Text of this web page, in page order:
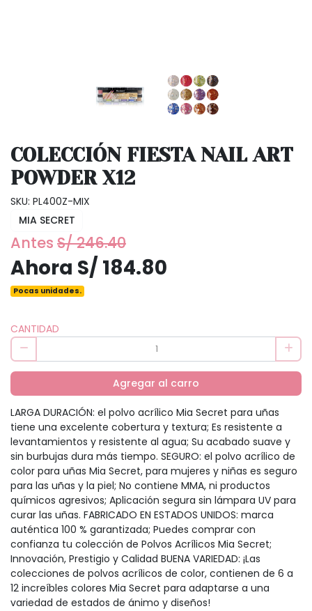
COLECCIÓN FIESTA NAIL ART
POWDER X12
SKU: PL400Z-MIX
MIA SECRET
Antes S/ 246.40
Ahora S/ 184.80
Pocas unidades.
CANTIDAD
Agregar al carro
LARGA DURACIÓN: el polvo acrílico Mia Secret para uñas
tiene una excelente cobertura y textura; Es resistente a
levantamientos y resistente al agua; Su acabado suave y
sin burbujas dura más tiempo. SEGURO: el polvo acrílico de
color para uñas Mia Secret, para mujeres y niñas es seguro
para las uñas y la piel; No contiene MMA, ni productos
químicos agresivos; Aplicación segura sin lámpara UV para
curar las uñas. FABRICADO EN ESTADOS UNIDOS: marca
auténtica 100 % garantizada; Puedes comprar con
confianza tu colección de Polvos Acrílicos Mia Secret;
Innovación, Prestigio y Calidad BUENA VARIEDAD: ¡Las
colecciones de polvos acrílicos de color, contienen de 6 a
12 increíbles colores Mia Secret para adaptarse a una
variedad de estados de ánimo y diseños!